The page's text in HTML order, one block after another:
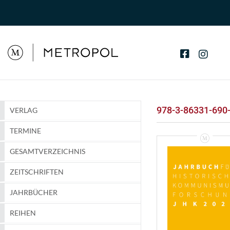
VERLAG
TERMINE
GESAMTVERZEICHNIS
ZEITSCHRIFTEN
JAHRBÜCHER
REIHEN
978-3-86331-